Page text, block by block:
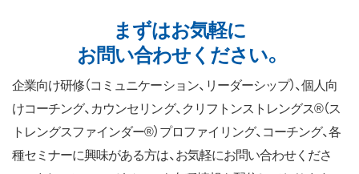
まずはお気軽に
お問い合わせください。
企業向け研修（コミュニケーション、リーダーシップ）、個人向
けコーチング、カウンセリング、クリフトンストレングス®（ス
トレングスファインダー®）プロファイリング、コーチング、各
種セミナーに興味がある方は、お気軽にお問い合わせくださ